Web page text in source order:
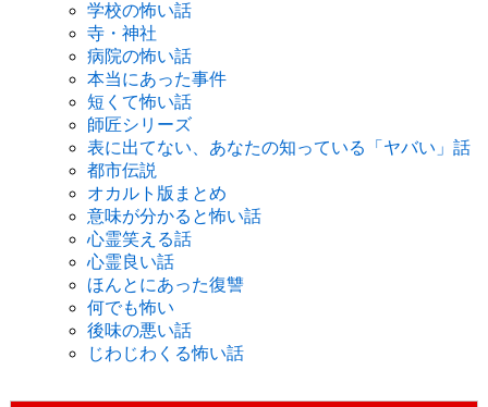
学校の怖い話
寺・神社
病院の怖い話
本当にあった事件
短くて怖い話
師匠シリーズ
表に出てない、あなたの知っている「ヤバい」話
都市伝説
オカルト版まとめ
意味が分かると怖い話
心霊笑える話
心霊良い話
ほんとにあった復讐
何でも怖い
後味の悪い話
じわじわくる怖い話